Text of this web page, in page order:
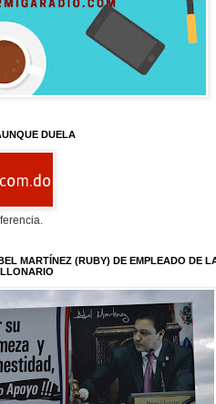
DUELA
MARTÍNEZ (RUBY) DE EMPLEADO DE